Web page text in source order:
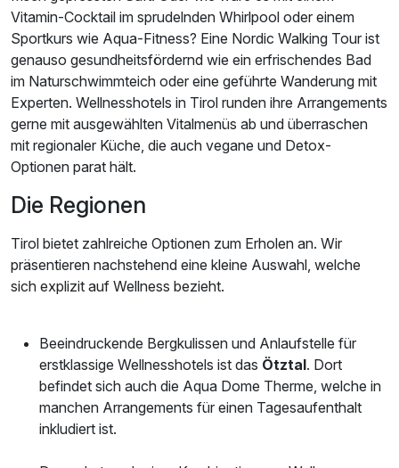
Vitamin-Cocktail im sprudelnden Whirlpool oder einem
Sportkurs wie Aqua-Fitness? Eine Nordic Walking Tour ist
genauso gesundheitsfördernd wie ein erfrischendes Bad
im Naturschwimmteich oder eine geführte Wanderung mit
Experten. Wellnesshotels in Tirol runden ihre Arrangements
gerne mit ausgewählten Vitalmenüs ab und überraschen
mit regionaler Küche, die auch vegane und Detox-
Optionen parat hält.
Die Regionen
Tirol bietet zahlreiche Optionen zum Erholen an. Wir
präsentieren nachstehend eine kleine Auswahl, welche
sich explizit auf Wellness bezieht.
Beeindruckende Bergkulissen und Anlaufstelle für
erstklassige Wellnesshotels ist das Ötztal. Dort
befindet sich auch die Aqua Dome Therme, welche in
manchen Arrangements für einen Tagesaufenthalt
inkludiert ist.